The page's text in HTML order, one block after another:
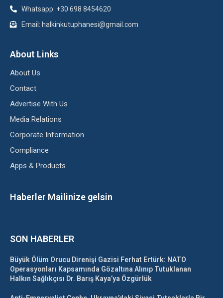
Whatsapp: +30 698 8454620
Email: halkinkutuphanesi@gmail.com
About Links
About Us
Contact
Advertise With Us
Media Relations
Corporate Information
Compliance
Apps & Products
Haberler Mailinize gelsin
SON HABERLER
Büyük Ölüm Orucu Direnişi Gazisi Ferhat Ertürk: NATO
Operasyonları Kapsamında Gözaltına Alınıp Tutuklanan
Halkın Sağlıkçısı Dr. Barış Kaya’ya Özgürlük